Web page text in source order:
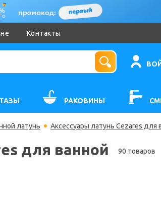
Контакты
РАКОВИНЫ
латунь Аксессуары латунь Cezares для
для ванной 90 товаров